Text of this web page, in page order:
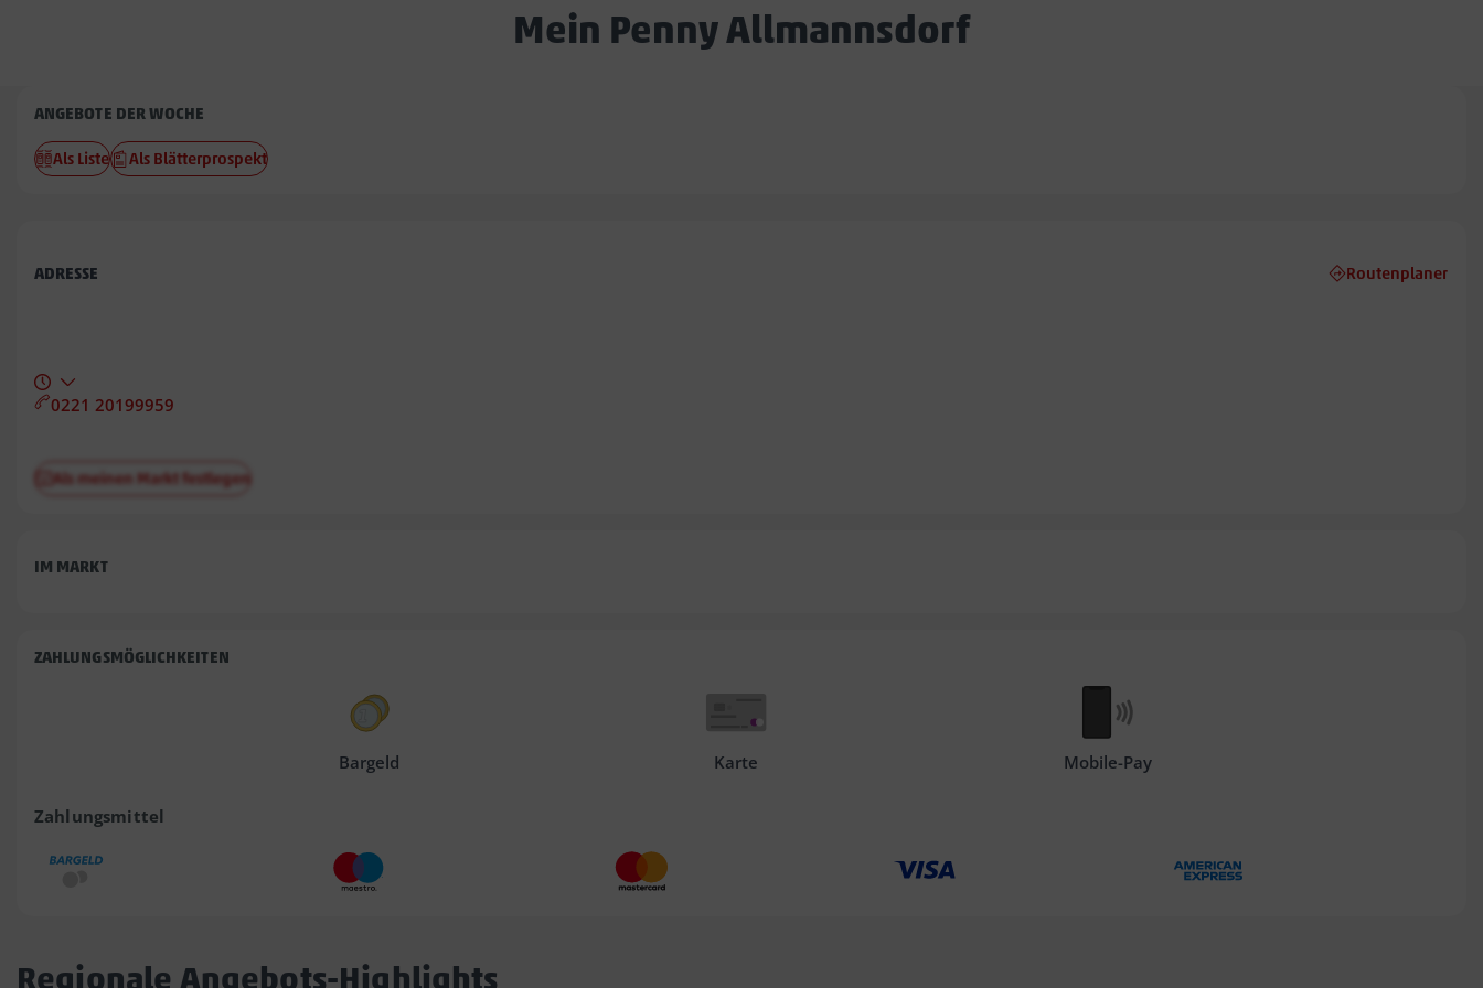
Mein Penny Allmannsdorf
Penny
Allmannsdorf
ANGEBOTE DER WOCHE
Als Liste Als Blätterprospekt
ADRESSE Routenplaner
0221 20199959
Als meinen Markt festlegen
IM MARKT
ZAHLUNGSMÖGLICHKEITEN
Bargeld Karte Mobile-Pay
Zahlungsmittel
Regionale Angebots-Highlights